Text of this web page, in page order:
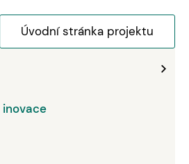
inovace
Úvodní stránka projektu